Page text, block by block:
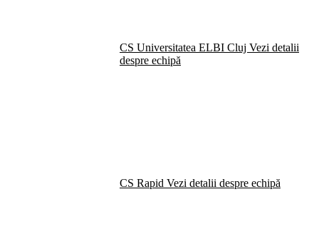
CS Universitatea ELBI Cluj Vezi detalii
despre echipă
CS Rapid Vezi detalii despre echipă